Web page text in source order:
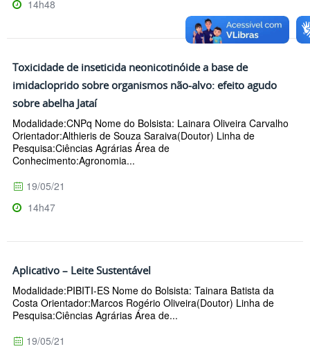
14h48
Toxicidade de inseticida neonicotinóide a base de
imidacloprido sobre organismos não-alvo: efeito agudo
sobre abelha Jataí
Modalidade:CNPq Nome do Bolsista: Lainara Oliveira Carvalho
Orientador:Althieris de Souza Saraiva(Doutor) Linha de
Pesquisa:Ciências Agrárias Área de
Conhecimento:Agronomia...
19/05/21
14h47
Aplicativo – Leite Sustentável
Modalidade:PIBITI-ES Nome do Bolsista: Tainara Batista da
Costa Orientador:Marcos Rogério Oliveira(Doutor) Linha de
Pesquisa:Ciências Agrárias Área de...
19/05/21